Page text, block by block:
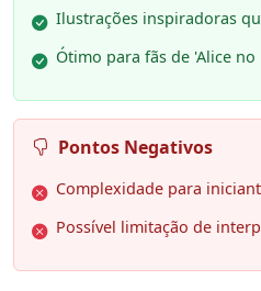
Ilustrações inspiradoras
Ótimo para fãs de 'Alice
Pontos Negativos
Complexidade para
Possível limitação de